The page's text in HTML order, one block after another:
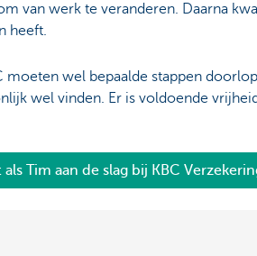
van werk te veranderen. Daarna
heeft.
moeten wel bepaalde stappen
wel vinden. Er is voldoende
als Tim aan de slag bij KBC